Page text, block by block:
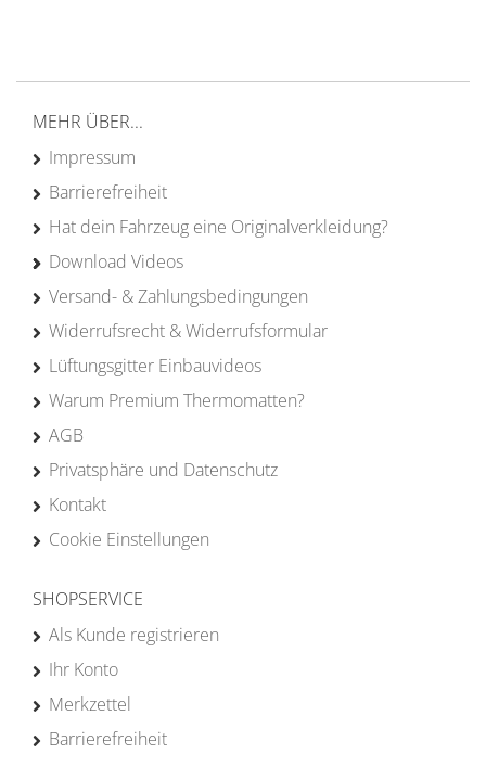
MEHR ÜBER...
Impressum
Barrierefreiheit
Hat dein Fahrzeug eine Originalverkleidung?
Download Videos
Versand- & Zahlungsbedingungen
Widerrufsrecht & Widerrufsformular
Lüftungsgitter Einbauvideos
Warum Premium Thermomatten?
AGB
Privatsphäre und Datenschutz
Kontakt
Cookie Einstellungen
SHOPSERVICE
Als Kunde registrieren
Ihr Konto
Merkzettel
Barrierefreiheit